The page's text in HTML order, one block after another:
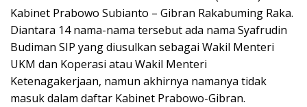
Kabinet Prabowo Subianto – Gibran Rakabuming Raka.
Diantara 14 nama-nama tersebut ada nama Syafrudin
Budiman SIP yang diusulkan sebagai Wakil Menteri
UKM dan Koperasi atau Wakil Menteri
Ketenagakerjaan, namun akhirnya namanya tidak
masuk dalam daftar Kabinet Prabowo-Gibran.